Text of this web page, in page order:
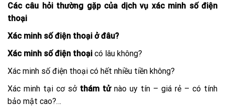
Các câu hỏi thường gặp của dịch vụ xác minh số điện
thoại
Xác minh số điện thoại ở đâu?
Xác minh số điện thoại có lâu không?
Xác minh số điện thoại có hết nhiều tiền không?
Xác minh tại cơ sở thám tử nào uy tín – giá rẻ – có tính
bảo mật cao?…